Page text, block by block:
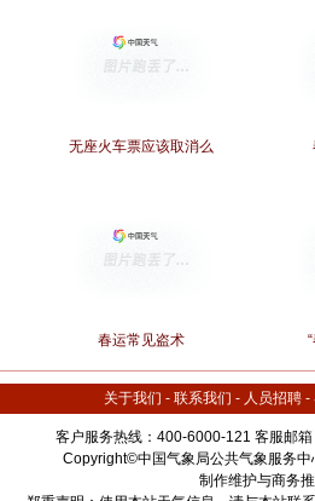
无座火车票应该取消么
春运常见盗术
关于我们 - 联系我们 - 人员招聘 -
客户服务热线：400-6000-121 客服邮箱
Copyright©中国气象局公共气象服务
制作维护与商务